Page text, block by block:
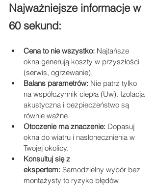
Najważniejsze informacje w
60 sekund:
Cena to nie wszystko: Najtańsze
okna generują koszty w przyszłości
(serwis, ogrzewanie).
Balans parametrów: Nie patrz tylko
na współczynnik ciepła (Uw). Izolacja
akustyczna i bezpieczeństwo są
równie ważne.
Otoczenie ma znaczenie: Dopasuj
okna do wiatru i nasłonecznienia w
Twojej okolicy.
Konsultuj się z
ekspertem: Samodzielny wybór bez
montażysty to ryzyko błędów